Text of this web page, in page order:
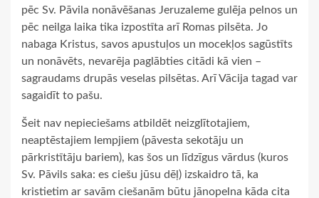
pēc Sv. Pāvila nonāvēšanas Jeruzaleme gulēja pelnos un
pēc neilga laika tika izpostīta arī Romas pilsēta. Jo
nabaga Kristus, savos apustuļos un mocekļos sagūstīts
un nonāvēts, nevarēja paglābties citādi kā vien –
sagraudams drupās veselas pilsētas. Arī Vācija tagad var
sagaidīt to pašu.
Šeit nav nepieciešams atbildēt neizglītotajiem,
neaptēstajiem lempjiem (pāvesta sekotāju un
pārkristītāju bariem), kas šos un līdzīgus vārdus (kuros
Sv. Pāvils saka: es ciešu jūsu dēļ) izskaidro tā, ka
kristietim ar savām ciešanām būtu jānopelna kāda cita